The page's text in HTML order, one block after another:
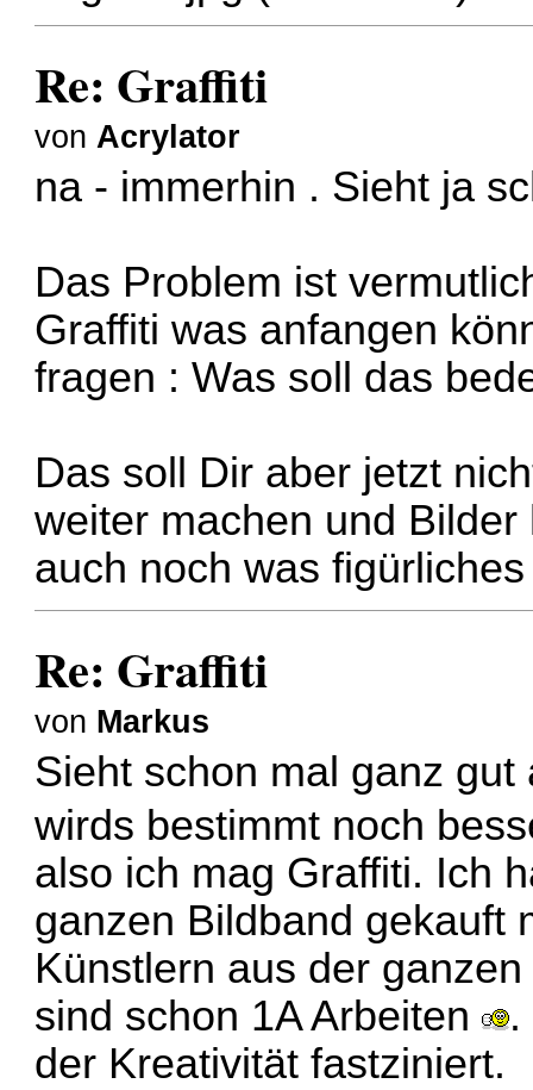
Re: Graffiti
von Acrylator
na - immerhin . Sieht ja
Das Problem ist
Graffiti was anfangen
fragen : Was soll das
Das soll Dir aber jetzt
weiter machen und
auch noch was
Re: Graffiti
von Markus
Sieht schon mal ganz
wirds bestimmt noch
also ich mag Graffiti. Ich
ganzen Bildband gekauft
Künstlern aus der
sind schon 1A Arbeiten
der Kreativität fastziniert.